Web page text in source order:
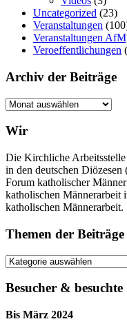
Uncategorized (23)
Veranstaltungen
Veranstaltungen
Veroeffentlichungen
Archiv der Beiträge
Archiv
Beiträge
Wir
Die Kirchliche
in den deutschen
Forum katholischer
katholischen Männerarbeit
katholischen Männerarbeit.
Themen der Beiträge
Themen
Beiträge
Besucher & besuchte
Bis März 2024